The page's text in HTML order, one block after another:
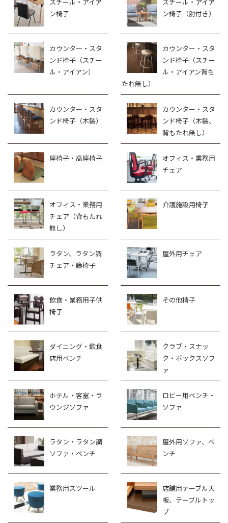
ン椅子
ン椅子（肘付き）
カウンター・スタ
ンド椅子（スチー
ル・アイアン）
カウンター・スタ
ンド椅子（スチー
ル・アイアン背も
たれ無し）
カウンター・スタ
ンド椅子（木製）
カウンター・スタ
ンド椅子（木製、
背もたれ無し）
座椅子・高座椅子
オフィス・業務用
チェア
オフィス・業務用
チェア（背もたれ
無し）
介護施設用椅子
ラタン、ラタン調
チェア・籐椅子
屋外用チェア
飲食・業務用子供
椅子
その他椅子
ダイニング・飲食
店用ベンチ
クラブ・スナッ
ク・ボックスソフ
ァ
ホテル・客室・ラ
ウンジソファ
ロビー用ベンチ・
ソファ
ラタン・ラタン調
ソファ・ベンチ
屋外用ソファ、ベ
ンチ
業務用スツール
店舗用テーブル天
板、テーブルトッ
プ